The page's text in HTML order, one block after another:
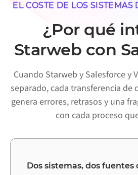
EL COSTE DE LOS SISTEMAS
¿Por qué
Starweb con
Cuando Starweb y Salesforce y
separado, cada transferencia de
genera errores, retrasos y una
con cada proceso
Dos sistemas, dos